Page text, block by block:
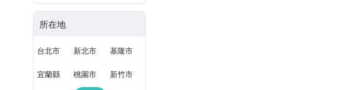
所在地
台北市 新北市 基隆市
宜蘭縣 桃園市 新竹市